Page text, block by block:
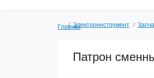
ГлавнаяЭлектроинструмент
Патрон